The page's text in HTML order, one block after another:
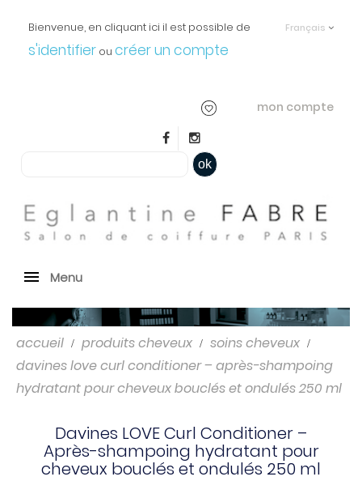
Français
Bienvenue, en cliquant ici il est possible de
s'identifier ou créer un compte
mon compte
ok
Menu
accueil produits cheveux
soins cheveux
davines love curl conditioner – après-shampoing
hydratant pour cheveux bouclés et ondulés 250 ml
Davines LOVE Curl Conditioner –
Après-shampoing hydratant pour
cheveux bouclés et ondulés 250 ml